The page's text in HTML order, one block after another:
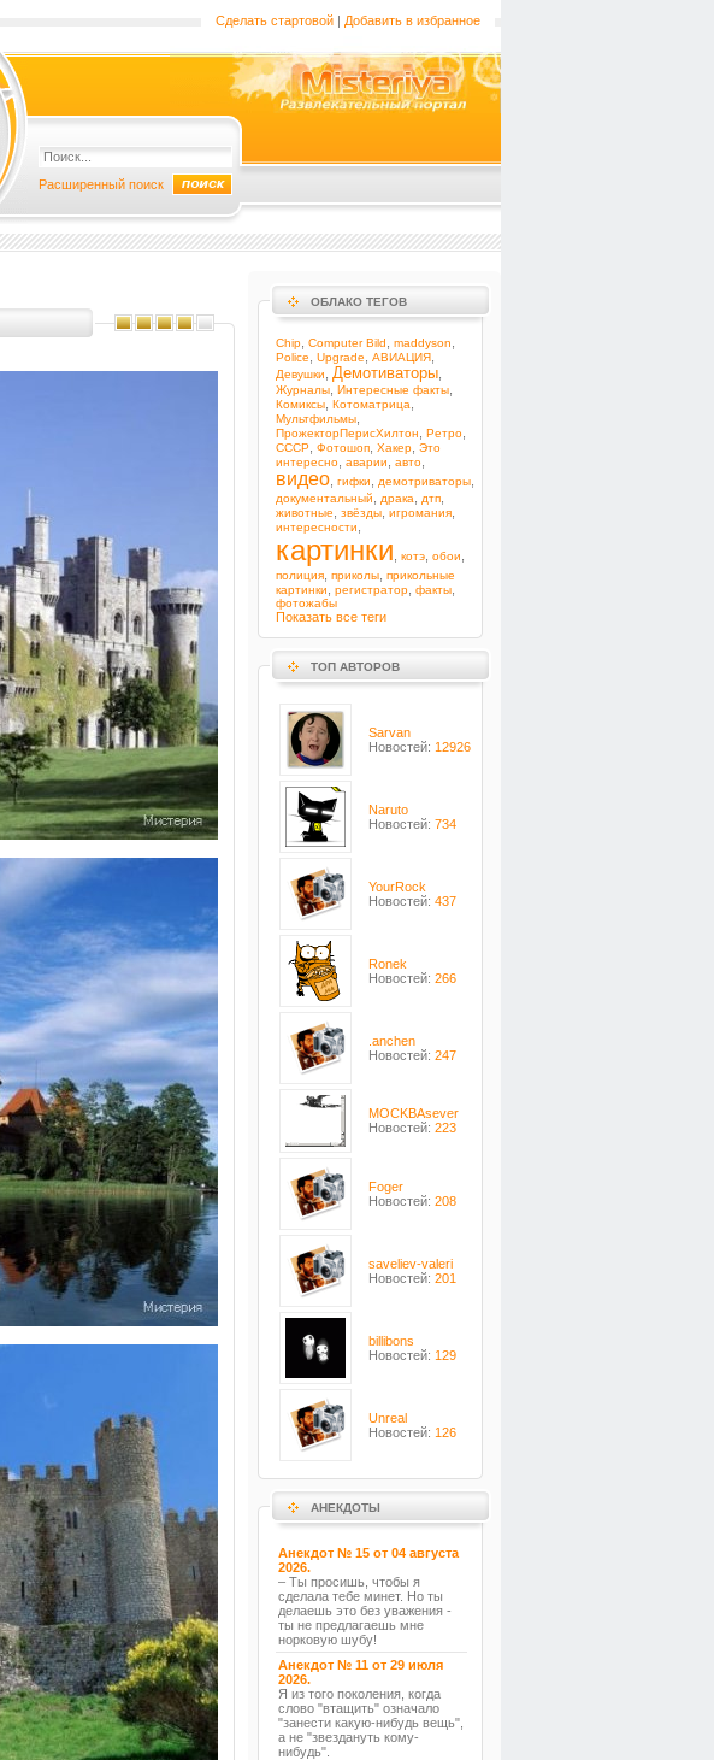
Сделать стартовой | Добавить в избранное
Расширенный поиск
ОБЛАКО ТЕГОВ
Chip Computer Bild maddyson
Police Upgrade АВИАЦИЯ
Девушки Демотиваторы
Журналы Интересные факты
Комиксы Котоматрица
Мультфильмы
ПрожекторПерисХилтон Ретро
СССР Фотошоп Хакер Это
интересно аварии авто
видео гифки демотриваторы
документальный драка дтп
животные звёзды игромания
интересности
картинки котэ обои
полиция приколы прикольные
картинки
регистратор факты
фотожабы
Показать все теги
ТОП АВТОРОВ
Sarvan
Новостей: 12926
Naruto
Новостей: 734
YourRock
Новостей: 437
Ronek
Новостей: 266
.anchen
Новостей: 247
MOCKBAsever
Новостей: 223
Foger
Новостей: 208
saveliev-valeri
Новостей: 201
billibons
Новостей: 129
Unreal
Новостей: 126
АНЕКДОТЫ
Анекдот № 15 от 04 августа
2026.
– Ты просишь, чтобы я
сделала тебе минет. Но ты
делаешь это без уважения -
ты не предлагаешь мне
норковую шубу!
Анекдот № 11 от 29 июля
2026.
Я из того поколения, когда
слово "втащить" означало
"занести какую-нибудь вещь",
а не "звездануть кому-
нибудь".